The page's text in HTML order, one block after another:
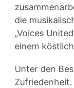
die
„Voices
einem
Unter den
Zufriedenheit.